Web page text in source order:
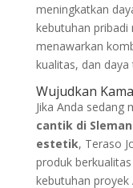
meningkatkan
kebutuhan pribadi
menawarkan
kualitas, dan daya
Wujudkan
Jika Anda sedang
cantik di
estetik, Teraso
produk
kebutuhan proyek